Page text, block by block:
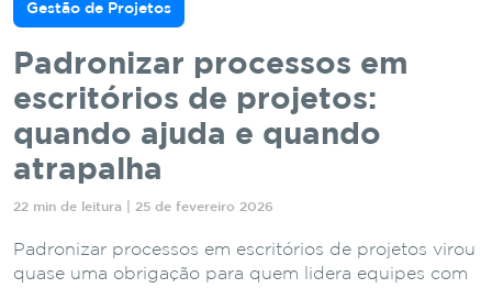
Gestão de Projetos
Padronizar processos em
escritórios de projetos:
quando ajuda e quando
atrapalha
22 min de leitura | 25 de fevereiro 2026
Padronizar processos em escritórios de projetos virou
quase uma obrigação para quem lidera equipes com